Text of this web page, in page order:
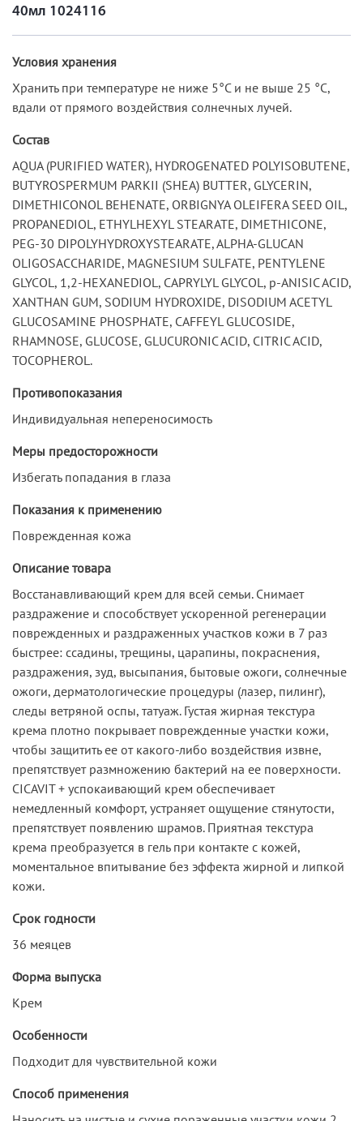
40мл 1024116
Условия хранения
Хранить при температуре не ниже 5°С и не выше 25 °С,
вдали от прямого воздействия солнечных лучей.
Состав
AQUA (PURIFIED WATER), HYDROGENATED POLYISOBUTENE,
BUTYROSPERMUM PARKII (SHEA) BUTTER, GLYCERIN,
DIMETHICONOL BEHENATE, ORBIGNYA OLEIFERA SEED OIL,
PROPANEDIOL, ETHYLHEXYL STEARATE, DIMETHICONE,
PEG-30 DIPOLYHYDROXYSTEARATE, ALPHA-GLUCAN
OLIGOSACCHARIDE, MAGNESIUM SULFATE, PENTYLENE
GLYCOL, 1,2-HEXANEDIOL, CAPRYLYL GLYCOL, p-ANISIC ACID,
XANTHAN GUM, SODIUM HYDROXIDE, DISODIUM ACETYL
GLUCOSAMINE PHOSPHATE, CAFFEYL GLUCOSIDE,
RHAMNOSE, GLUCOSE, GLUCURONIC ACID, CITRIC ACID,
TOCOPHEROL.
Противопоказания
Индивидуальная непереносимость
Меры предосторожности
Избегать попадания в глаза
Показания к применению
Поврежденная кожа
Описание товара
Восстанавливающий крем для всей семьи. Снимает
раздражение и способствует ускоренной регенерации
поврежденных и раздраженных участков кожи в 7 раз
быстрее: ссадины, трещины, царапины, покраснения,
раздражения, зуд, высыпания, бытовые ожоги, солнечные
ожоги, дерматологические процедуры (лазер, пилинг),
следы ветряной оспы, татуаж. Густая жирная текстура
крема плотно покрывает поврежденные участки кожи,
чтобы защитить ее от какого-либо воздействия извне,
препятствует размножению бактерий на ее поверхности.
CICAVIT + успокаивающий крем обеспечивает
немедленный комфорт, устраняет ощущение стянутости,
препятствует появлению шрамов. Приятная текстура
крема преобразуется в гель при контакте с кожей,
моментальное впитывание без эффекта жирной и липкой
кожи.
Срок годности
36 меяцев
Форма выпуска
Крем
Особенности
Подходит для чувствительной кожи
Способ применения